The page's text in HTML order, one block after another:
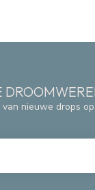
nieuwe drops